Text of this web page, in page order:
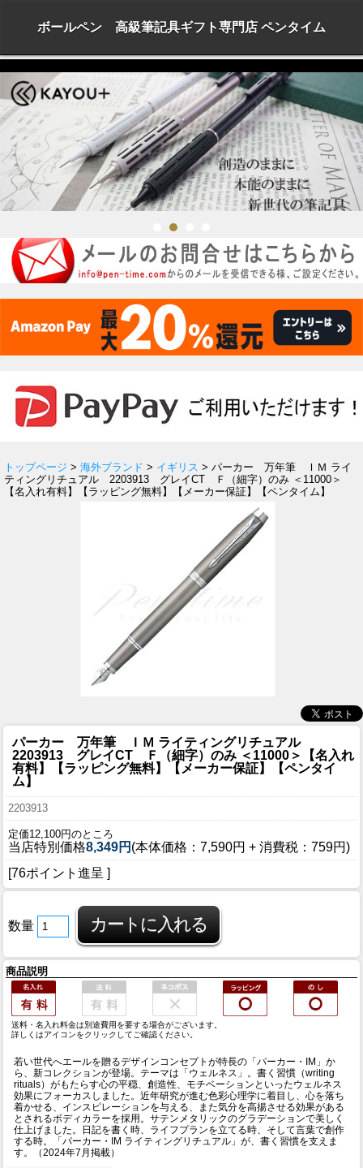
ボールペン 高級筆記具ギフト専門店 ペンタイム
トップページ > 海外ブランド > イギリス > パーカー 万年筆 ＩＭ ライ
ティングリチュアル 2203913 グレイCT Ｆ（細字）のみ ＜11000＞
【名入れ有料】【ラッピング無料】【メーカー保証】【ペンタイム】
パーカー 万年筆 ＩＭ ライティングリチュアル
2203913 グレイCT Ｆ（細字）のみ ＜11000＞【名入れ
有料】【ラッピング無料】【メーカー保証】【ペンタイ
ム】
2203913
定価12,100円のところ
当店特別価格8,349円 (本体価格：7,590円 + 消費税：759円)
[76ポイント進呈 ]
数量
商品説明
送料・名入れ料金は別途費用を要する場合がございます。
詳しくはアイコンをクリックしてご確認ください。
若い世代へエールを贈るデザインコンセプトが特長の「パーカー・IM」か
ら、新コレクションが登場。テーマは「ウェルネス」。書く習慣（writing
rituals）がもたらす心の平穏、創造性、モチベーションといったウェルネス
効果にフォーカスしました。近年研究が進む色彩心理学に着目し、心を落ち
着かせる、インスピレーションを与える、また気分を高揚させる効果がある
とされるボディカラーを採用。サテンメタリックのグラデーションで美しく
仕上げました。日記を書く時、ライフプランを立てる時、そして言葉で創作
する時。「パーカー・IM ライティングリチュアル」が、書く習慣を支えま
す。（2024年7月掲載）